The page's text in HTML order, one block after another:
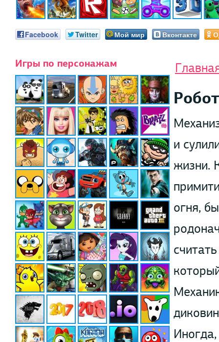
Facebook Twitter Мой мир Вконтакте
Игры по персонажам
и
жизни.
огня,